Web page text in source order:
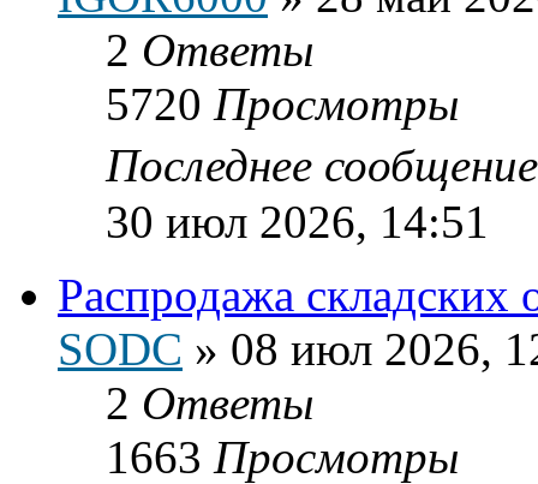
2 Ответы
5720 Просмотры
Последнее
30 июл 2026, 14:51
Распродажа складских
SODC » 08 июл 2026,
2 Ответы
1663 Просмотры